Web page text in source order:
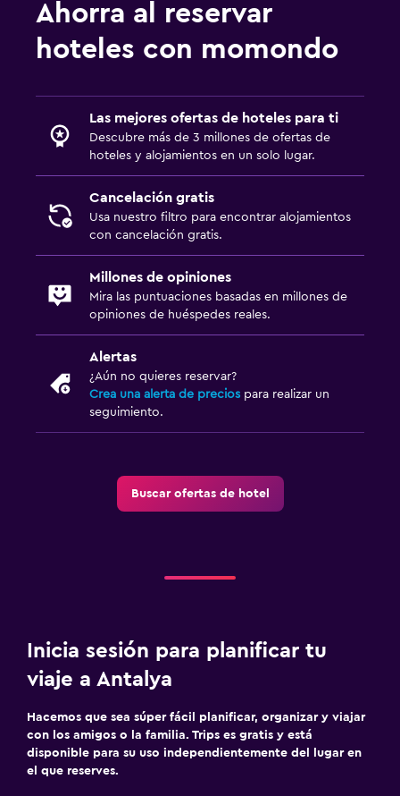
Ahorra al reservar
hoteles con momondo
Las mejores ofertas de hoteles para ti
Descubre más de 3 millones de ofertas de
hoteles y alojamientos en un solo lugar.
Cancelación gratis
Usa nuestro filtro para encontrar alojamientos
con cancelación gratis.
Millones de opiniones
Mira las puntuaciones basadas en millones de
opiniones de huéspedes reales.
Alertas
¿Aún no quieres reservar?
Crea una alerta de precios para realizar un
seguimiento.
Buscar ofertas de hotel
Inicia sesión para planificar tu
viaje a Antalya
Hacemos que sea súper fácil planificar, organizar y viajar
con los amigos o la familia. Trips es gratis y está
disponible para su uso independientemente del lugar en
el que reserves.